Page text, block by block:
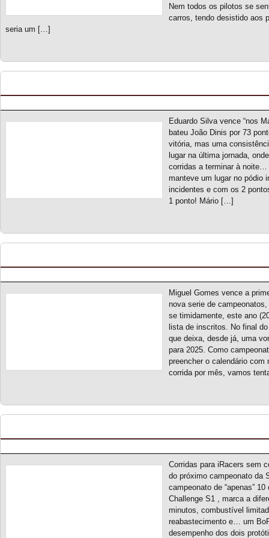
Nem todos os pilotos se
carros, tendo desistido aos
seria um […]
Eduardo Silva vence “nos
bateu João Dinis por 73
vitória, mas uma
lugar na última jornada,
corridas a terminar à noite…
manteve um lugar no pódio
incidentes e com os 2
1 ponto! Mário […]
Miguel Gomes vence a
nova serie de
se timidamente, este ano
lista de inscritos. No final
que deixa, desde já, uma
para 2025. Como
preencher o calendário
corrida por mês, vamos
Corridas para iRacers sem
do próximo campeonato da
campeonato de “apenas”
Challenge S1 , marca a
minutos, combustível
reabastecimento e… um
desempenho dos dois